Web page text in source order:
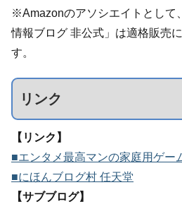
※Amazonのアソシエイトとして
情報ブログ 非公式」は適格販売
す。
リンク
【リンク】
■エンタメ最高マンの家庭用ゲー
■にほんブログ村 任天堂
【サブブログ】